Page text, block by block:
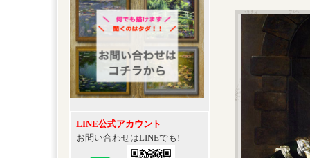
LINE公式アカウント
お問い合わせはLINEでも!